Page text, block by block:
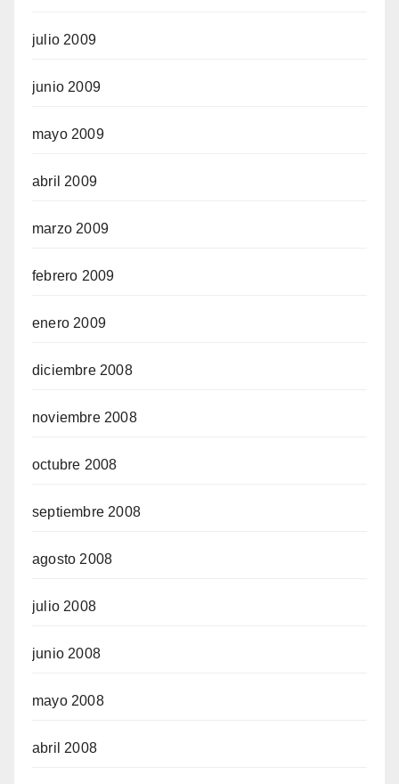
julio 2009
junio 2009
mayo 2009
abril 2009
marzo 2009
febrero 2009
enero 2009
diciembre 2008
noviembre 2008
octubre 2008
septiembre 2008
agosto 2008
julio 2008
junio 2008
mayo 2008
abril 2008